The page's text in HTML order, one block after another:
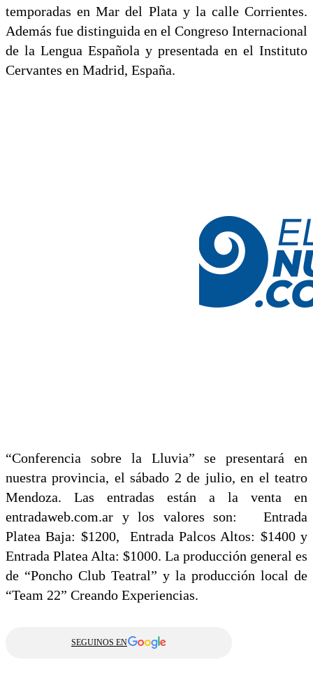
temporadas en Mar del Plata y la calle Corrientes.
Además fue distinguida en el Congreso Internacional
de la Lengua Española y presentada en el Instituto
Cervantes en Madrid, España.
“Conferencia sobre la Lluvia” se presentará en
nuestra provincia, el sábado 2 de julio, en el teatro
Mendoza. Las entradas están a la venta en
entradaweb.com.ar y los valores son: Entrada
Platea Baja: $1200, Entrada Palcos Altos: $1400 y
Entrada Platea Alta: $1000. La producción general es
de “Poncho Club Teatral” y la producción local de
“Team 22” Creando Experiencias.
SEGUINOS EN